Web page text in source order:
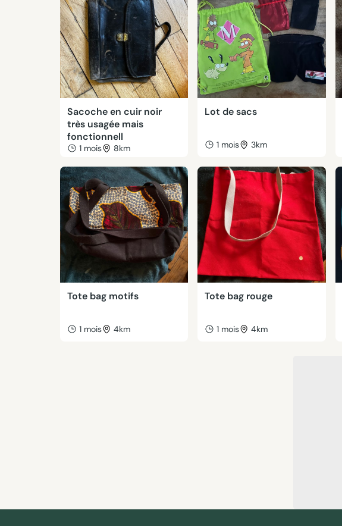
Sacoche en cuir noir
très usagée mais
fonctionnell
1 mois 8km
Lot de sacs
1 mois 3km
Tote bag motifs
1 mois 4km
Tote bag rouge
1 mois 4km